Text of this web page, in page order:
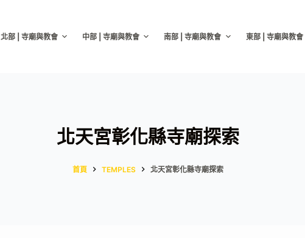
北部 | 寺廟與教會 中部 | 寺廟與教會 南部 | 寺廟與教會 東部 | 寺廟與教會
北天宮彰化縣寺廟探索
首頁 TEMPLES 北天宮彰化縣寺廟探索